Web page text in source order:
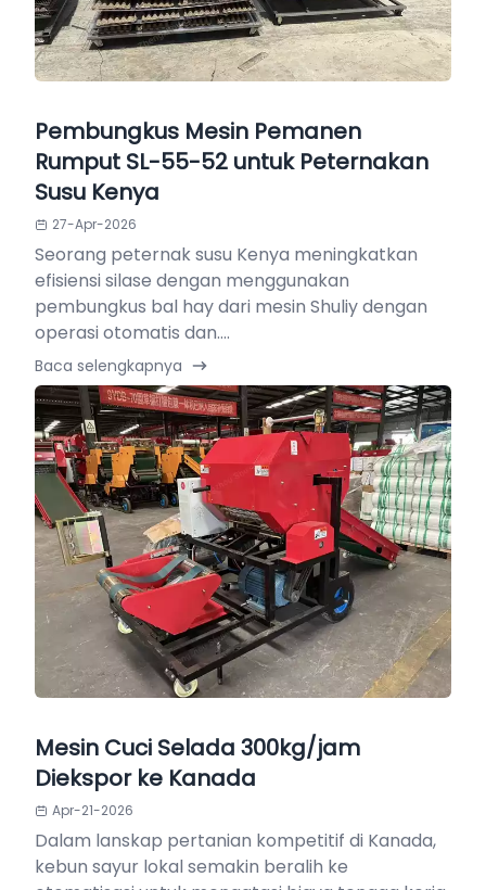
Pembungkus Mesin Pemanen
Rumput SL-55-52 untuk Peternakan
Susu Kenya
27-Apr-2026
Seorang peternak susu Kenya meningkatkan
efisiensi silase dengan menggunakan
pembungkus bal hay dari mesin Shuliy dengan
operasi otomatis dan....
Baca selengkapnya
Mesin Cuci Selada 300kg/jam
Diekspor ke Kanada
Apr-21-2026
Dalam lanskap pertanian kompetitif di Kanada,
kebun sayur lokal semakin beralih ke